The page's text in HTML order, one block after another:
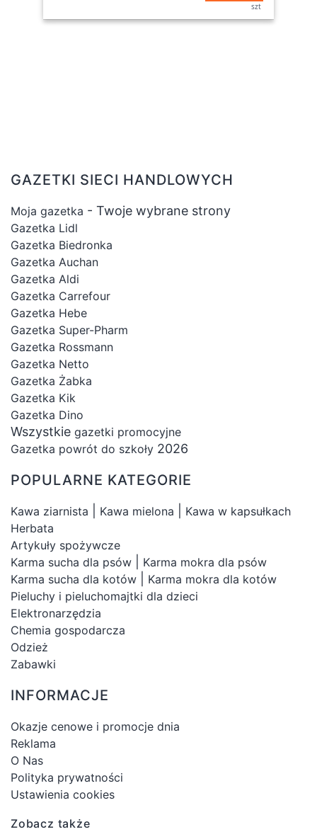
szt
GAZETKI SIECI HANDLOWYCH
Moja gazetka - Twoje wybrane strony
Gazetka Lidl
Gazetka Biedronka
Gazetka Auchan
Gazetka Aldi
Gazetka Carrefour
Gazetka Hebe
Gazetka Super-Pharm
Gazetka Rossmann
Gazetka Netto
Gazetka Żabka
Gazetka Kik
Gazetka Dino
Wszystkie gazetki promocyjne
Gazetka powrót do szkoły 2026
POPULARNE KATEGORIE
Kawa ziarnista Kawa mielona
Kawa w kapsułkach
Herbata
Artykuły spożywcze
Karma sucha dla psów
Karma mokra dla psów
Karma sucha dla kotów
Karma mokra dla kotów
Pieluchy i pieluchomajtki dla dzieci
Elektronarzędzia
Chemia gospodarcza
Odzież
Zabawki
INFORMACJE
Okazje cenowe i promocje dnia
Reklama
O Nas
Polityka prywatności
Ustawienia cookies
Zobacz także